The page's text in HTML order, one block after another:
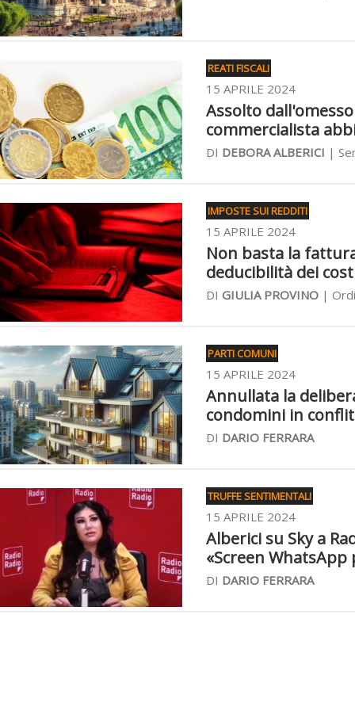
REATI FISCALI
15 APRILE 2024
Assolto
commercialista
DI DEBORA ALBERICI |
IMPOSTE SUI REDDITI
15 APRILE 2024
Non basta la
deducibilità dei
DI GIULIA PROVINO |
PARTI COMUNI
15 APRILE 2024
Annullata la
condomini in
DI DARIO FERRARA
TRUFFE SENTIMENTALI
15 APRILE 2024
Alberici su Sky a
«Screen
DI DARIO FERRARA